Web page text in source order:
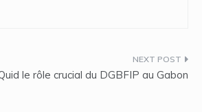
le rôle crucial du DGBFIP au Gabon